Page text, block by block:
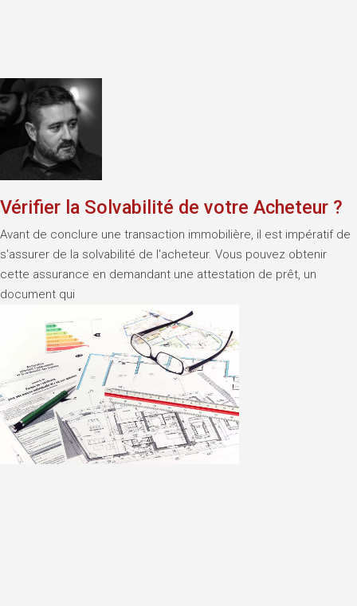
Vérifier la Solvabilité de votre Acheteur ?
Avant de conclure une transaction immobilière, il est impératif de
s'assurer de la solvabilité de l'acheteur. Vous pouvez obtenir
cette assurance en demandant une attestation de prêt, un
document qui